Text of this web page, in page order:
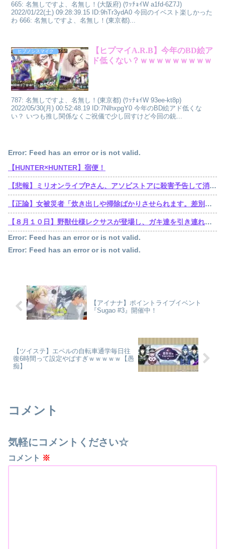
665: 名無しですよ、名無し！(大阪府) (ﾜｯﾁｮｲW a1fd-6Z7J)
2022/01/22(土) 09:28:39.15 ID:9hTr3ydA0 今回のイベスト楽しかった
わ 666: 名無しですよ、名無し！(東京都)...
ヒプノシスマイク
【ヒプマイA.R.B】今年のBD絵ア
ド低くない？ｗｗｗｗｗｗｗｗｗ
787: 名無しですよ、名無し！(東京都) (ﾜｯﾁｮｲW 93ee-kt8p)
2022/05/30(月) 00:52:48.19 ID:7NlhxpgY0 今年のBD絵アド低くな
い？ いつも推し関係なくご祝儀で少し回すけど今回の銃...
Error: Feed has an error or is not valid.
【HUNTER×HUNTER】宿便！
【悲報】ミリオンライブPさん、アソビストアに殺害予告して消される
【正論】女被災者「炊き出しや掃除ばかりさせられます。差別ですよね？」
【８月１０日】野獣仕様レクサスが登場し、ガキ達を引き連れてハーメルンの笛吹き状態となる （※動画あり）
Error: Feed has an error or is not valid.
Error: Feed has an error or is not valid.
【アイナナ】ポイントライブイベント
『Sugao #3』開催中！
【ツイステ】エペルの自転車通学毎日往
復6時間って設定やばすぎｗｗｗｗｗ【愚
痴】
コメント
気軽にコメントください☆
コメント ※